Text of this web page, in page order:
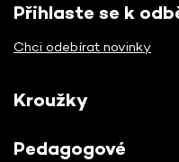
Přihlaste se k
Chci odebírat novinky
Kroužky
Pedagogové